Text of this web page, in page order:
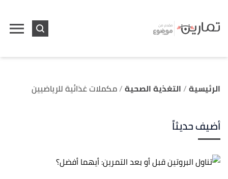
الرئيسية التغذية الصحية مكملات غذائية للرياضيين
أضيف حديثاً